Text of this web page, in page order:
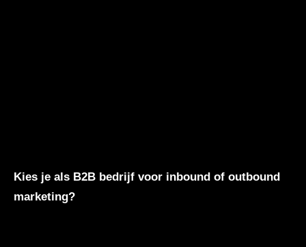
Kies je als B2B bedrijf voor inbound of outbound
marketing?